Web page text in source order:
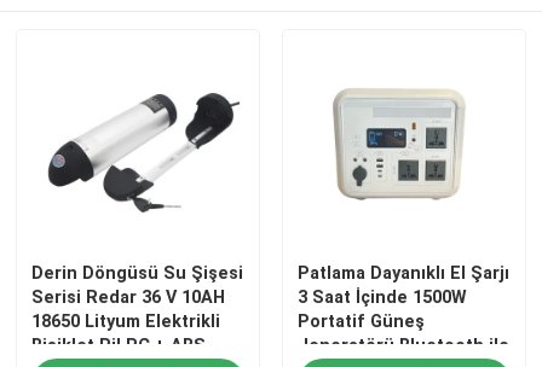
Derin Döngüsü Su Şişesi
Serisi Redar 36 V 10AH
18650 Lityum Elektrikli
Bisiklet Pil PC + ABS
Patlama Dayanıklı El Şarjı
3 Saat İçinde 1500W
Portatif Güneş
Jeneratörü Bluetooth ile